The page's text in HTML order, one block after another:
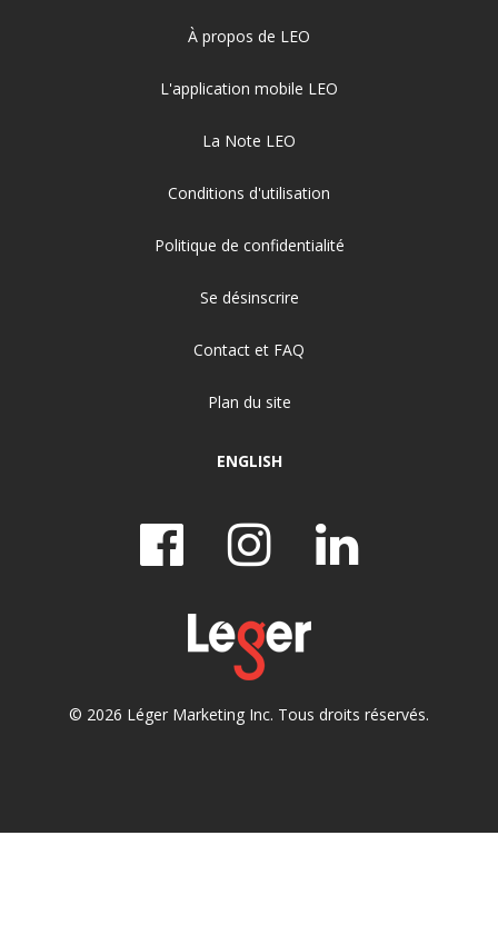
À propos de LEO
L'application mobile LEO
La Note LEO
Conditions d'utilisation
Politique de confidentialité
Se désinscrire
Contact et FAQ
Plan du site
ENGLISH
© 2026 Léger Marketing Inc. Tous droits réservés.